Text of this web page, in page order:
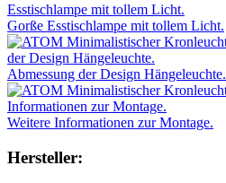
Gorße Esstischlampe mit tollem Licht.
Abmessung der Design Hängeleuchte.
Weitere Informationen zur Montage.
Hersteller: